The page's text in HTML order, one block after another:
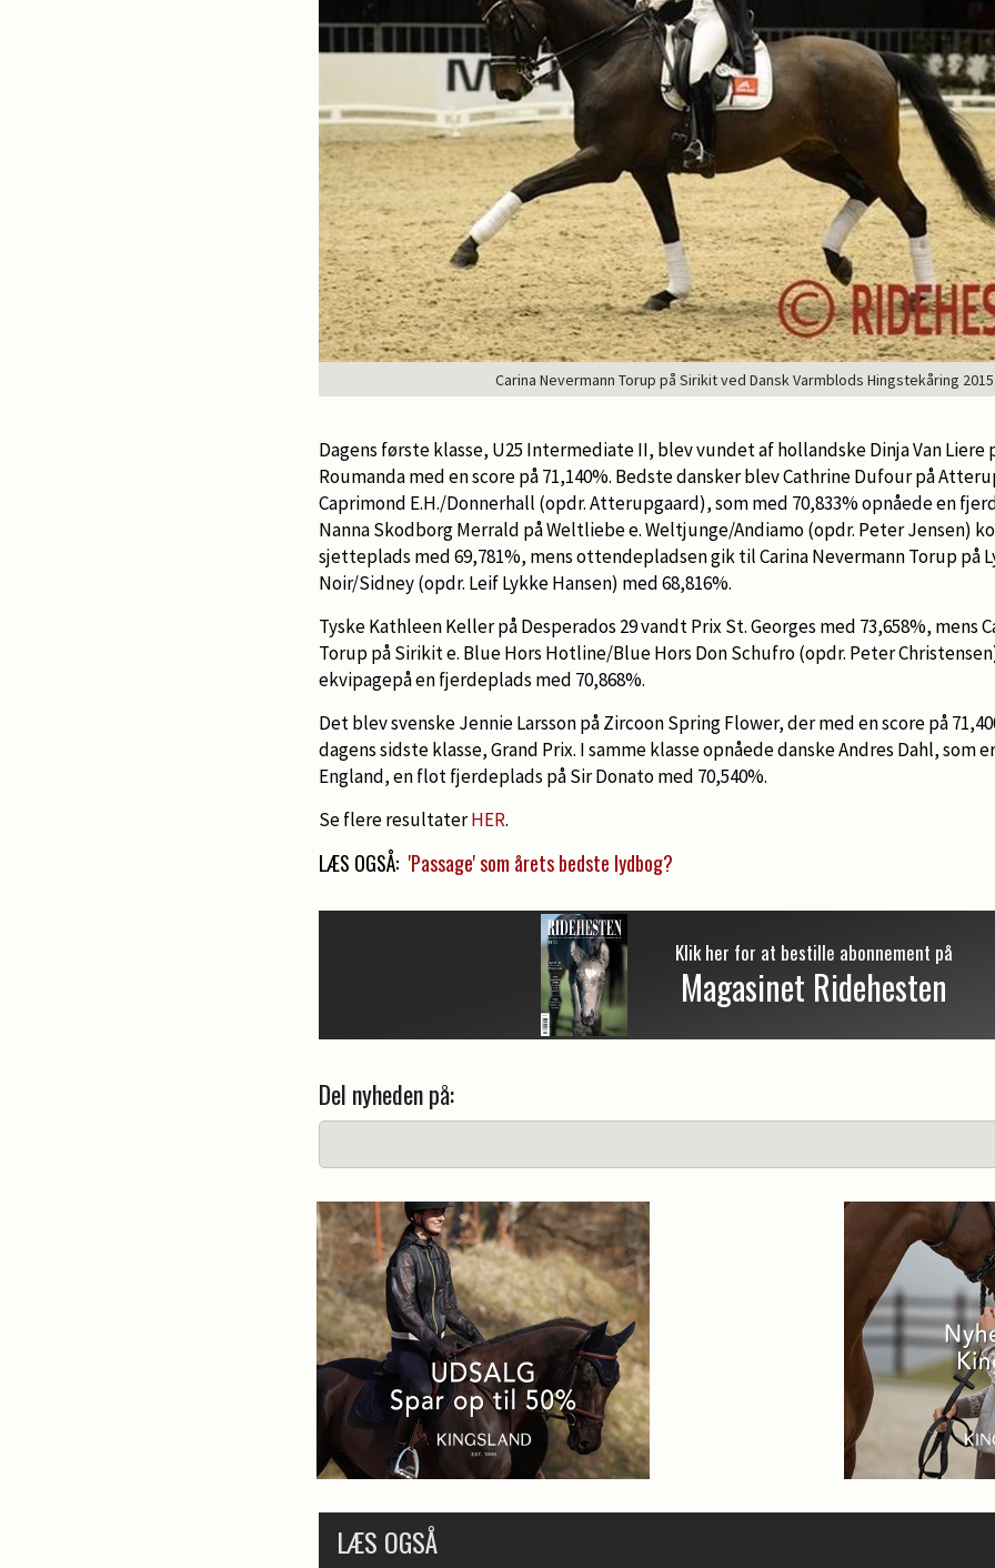
Carina Nevermann Torup på Sirikit ved Dansk Varmblods Hingstekåring
Dagens første klasse, U25 Intermediate II, blev vundet af hollandske Dinja Van Liere
Roumanda med en score på 71,140%. Bedste dansker blev Cathrine Dufour på
Caprimond E.H./Donnerhall (opdr. Atterupgaard), som med 70,833% opnåede en
Nanna Skodborg Merrald på Weltliebe e. Weltjunge/Andiamo (opdr. Peter Jensen)
sjetteplads med 69,781%, mens ottendepladsen gik til Carina Nevermann Torup på
Noir/Sidney (opdr. Leif Lykke Hansen) med 68,816%.
Tyske Kathleen Keller på Desperados 29 vandt Prix St. Georges med 73,658%, mens
Torup på Sirikit e. Blue Hors Hotline/Blue Hors Don Schufro (opdr. Peter
ekvipagepå en fjerdeplads med 70,868%.
Det blev svenske Jennie Larsson på Zircoon Spring Flower, der med en score på
dagens sidste klasse, Grand Prix. I samme klasse opnåede danske Andres Dahl, som
England, en flot fjerdeplads på Sir Donato med 70,540%.
Se flere resultaterHER.
LÆS OGSÅ: 'Passage' som årets bedste lydbog?
Klik her for at bestille abonnement på
Magasinet Ridehesten
Del nyheden på:
LÆS OGSÅ